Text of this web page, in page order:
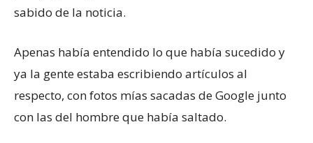
sabido de la noticia.
Apenas había entendido lo que había sucedido y
ya la gente estaba escribiendo artículos al
respecto, con fotos mías sacadas de Google junto
con las del hombre que había saltado.